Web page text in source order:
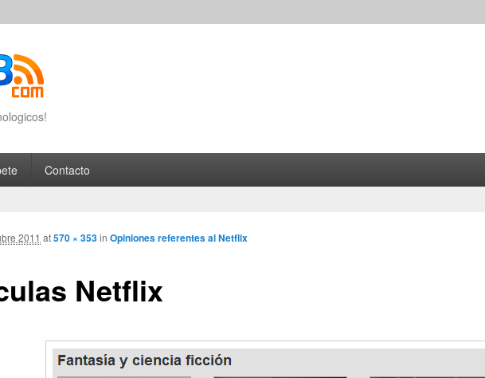
Contacto
Netflix
2011 at570 × 353in Opiniones referentes al Netflix